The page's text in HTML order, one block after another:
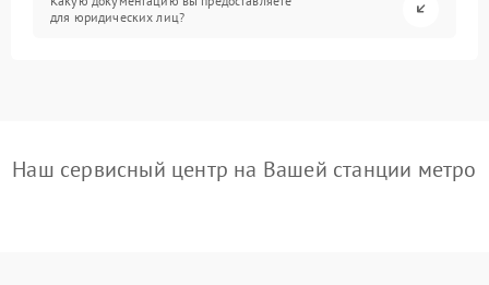
для юридических лиц?
Наш сервисный центр на Вашей станции метро